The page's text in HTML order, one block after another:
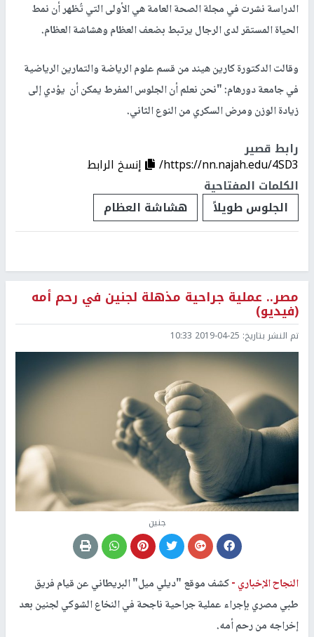
الدراسة نشرت في مجلة الصحة العامة هي الأولى التي تُظهر أن نمط
الحياة المستقر لدى الرجال يرتبط بضعف العظام وهشاشة العظام.
وقالت الدكتورة كارين هيند من قسم علوم الرياضة والتمارين الرياضية
في جامعة دورهام: "نحن نعلم أن الجلوس المفرط يمكن أن يؤدي إلى
زيادة الوزن ومرض السكري من النوع الثاني.
رابط قصير
https://nn.najah.edu/4SD3/
إنسخ الرابط
الكلمات المفتاحية
الجلوس طويلاً
هشاشة العظام
مصر.. عملية جراحية مذهلة لجنين في رحم أمه
(فيديو)
تم النشر بتاريخ: 2019-04-25 10:33
جنين
النجاح الإخباري -كشف موقع "ديلي ميل" البريطاني عن قيام فريق
طبي مصري بإجراء عملية جراحية ناجحة في النخاع الشوكي لجنين بعد
إخراجه من رحم أمه.